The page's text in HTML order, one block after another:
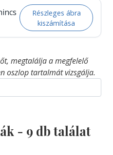
Részleges ábra
kiszámítása
megtalálja a megfelelő
oszlop tartalmát vizsgálja.
- 9 db találat